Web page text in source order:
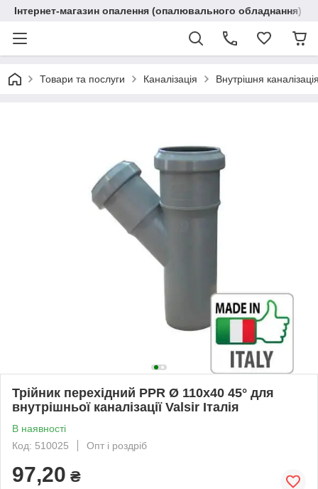
Інтернет-магазин опалення (опалювального обладнання)
Товари та послуги Каналізація Внутрішня
Трійник перехідний PPR Ø 110х40 45° для
внутрішньої каналізації Valsir Італія
В наявності
Код: 510025
Опт і роздріб
97,20 ₴